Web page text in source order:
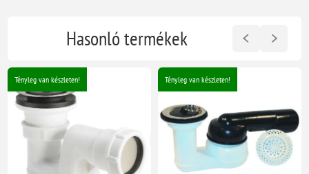
Hasonló termékek
Tényleg van készleten! Tényleg van készleten!